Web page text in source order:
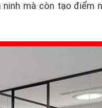
mà còn tạo điểm